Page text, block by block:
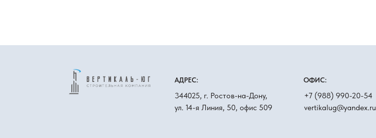
АДРЕС:
344025, г. Ростов-на-Дону,
ул. 14-я Линия, 50, офис 509
+7 (988) 990-20-54
vertikalug@yandex.ru
ОФИС: